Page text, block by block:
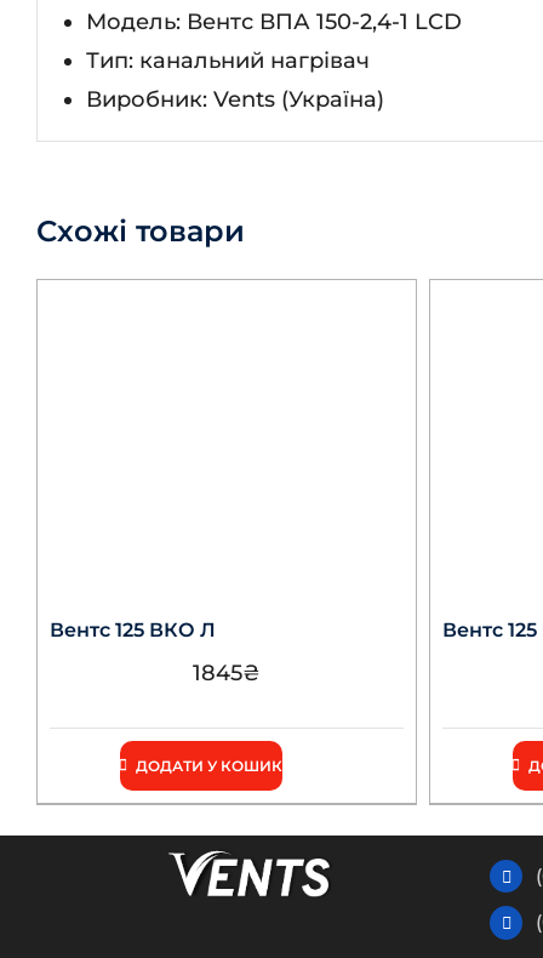
Модель: Вентс ВПА 150-2,4-1 LCD
Тип: канальний нагрівач
Виробник: Vents (Україна)
Схожі товари
Вентс 125 ВКО Л
1845₴
ДОДАТИ У КОШИК
Вентс